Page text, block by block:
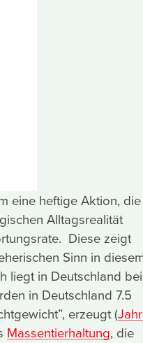
eine heftige Aktion,
Alltagsrealität
Diese zeigt
Sinn in
liegt in Deutschland
in Deutschland 7.5
erzeugt (
Massentierhaltung, die